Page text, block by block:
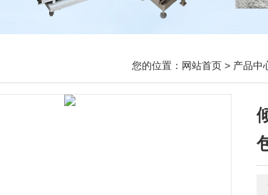
您的位置： 网站首页 > 产品中